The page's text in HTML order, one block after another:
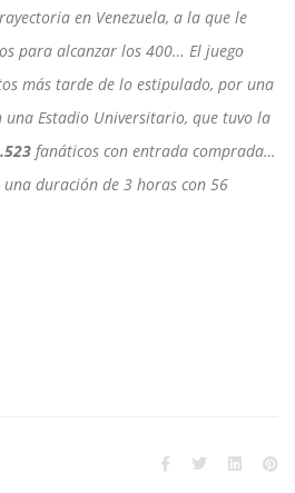
en Venezuela, a la que le
para alcanzar los 400… El juego
más tarde de lo estipulado, por una
una Estadio Universitario, que tuvo la
fanáticos con entrada comprada…
duración de 3 horas con 56